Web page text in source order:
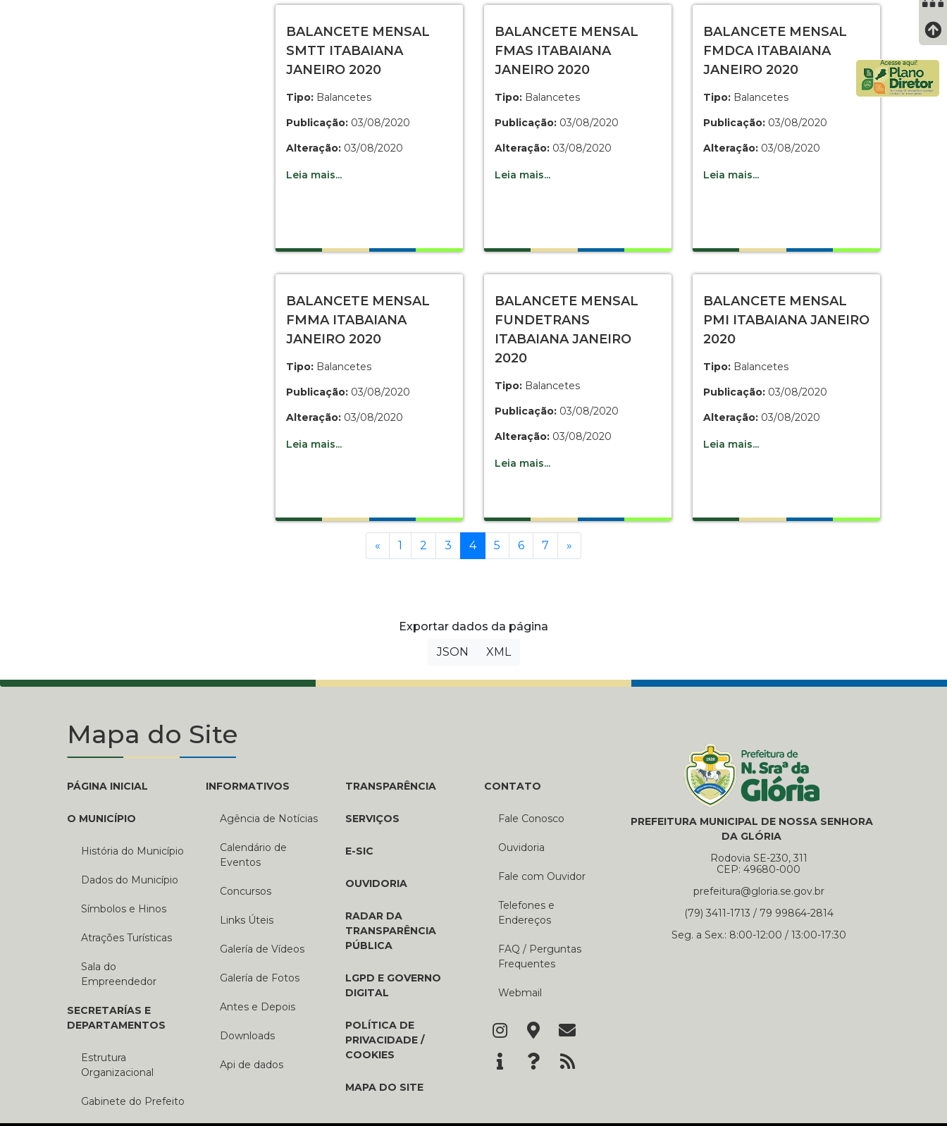
BALANCETE MENSAL
SMTT ITABAIANA
JANEIRO 2020
Tipo: Balancetes
Publicação: 03/08/2020
Alteração: 03/08/2020
Leia mais...
BALANCETE MENSAL
FMAS ITABAIANA
JANEIRO 2020
Tipo:Balancetes
Publicação:03/08/2020
Alteração:03/08/2020
Leia mais...
BALANCETE MENSAL
FMDCA ITABAIANA
JANEIRO 2020
Tipo:Balancetes
Publicação:03/08/2020
Alteração:03/08/2020
Leia mais...
BALANCETE MENSAL
FMMA ITABAIANA
JANEIRO 2020
Tipo: Balancetes
Publicação: 03/08/2020
Alteração: 03/08/2020
Leia mais...
BALANCETE MENSAL
FUNDETRANS
ITABAIANA JANEIRO
2020
Tipo:Balancetes
Publicação:03/08/2020
Alteração:03/08/2020
Leia mais...
BALANCETE MENSAL
PMI ITABAIANA JANEIRO
2020
Tipo:Balancetes
Publicação:03/08/2020
Alteração:03/08/2020
Leia mais...
« Anterior
1 2 3 4(current)
5 6 7 »
Exportar dados da página
JSON
XML
Mapa do Site
PÁGINA INICIAL
O MUNICÍPIO
História do Município
Dados do Município
Símbolos e Hinos
Atrações Turísticas
Sala do
Empreendedor
SECRETARÍAS E
DEPARTAMENTOS
Estrutura
Organizacional
Gabinete do Prefeito
INFORMATIVOS
Agência de Notícias
Calendário de
Eventos
Concursos
Links Úteis
Galería de Vídeos
Galería de Fotos
Antes e Depois
Downloads
Api de dados
TRANSPARÊNCIA
SERVIÇOS
E-SIC
OUVIDORIA
RADAR DA
TRANSPARÊNCIA
PÚBLICA
LGPD E GOVERNO
DIGITAL
POLÍTICA DE
PRIVACIDADE /
COOKIES
MAPA DO SITE
CONTATO
Fale Conosco
Ouvidoria
Fale com Ouvidor
Telefones e
Endereços
FAQ / Perguntas
Frequentes
Webmail
PREFEITURA MUNICIPAL DE NOSSA SENHORA
DA GLÓRIA
Rodovia SE-230, 311
CEP: 49680-000
prefeitura@gloria.se.gov.br
(79) 3411-1713 / 79 99864-2814
Seg. a Sex.: 8:00-12:00 / 13:00-17:30